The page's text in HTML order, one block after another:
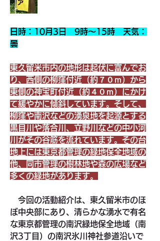
日時：10月3日　9時～15時　天気：
曇
東久留米市内の地形は起伏に富んでお
り、西側の柳窪付近（約７０ｍ）から
東側の神宝町付近（約４０ｍ）にかけ
て緩やかに傾斜しています。そして、
柳窪や南沢などの湧泉地を起源とする
黒目川や落合川、立野川などの中小河
川がその谷筋を流れています。その台
地上には東京都管理の緑地保全地域の
他、同市管理の樹林地や森の広場など
多くの緑地があります。
今回の活動紹介は、東久留米市のほ
ぼ中央部にあり、清らかな湧水で有名
な東京都管理の南沢緑地保全地域（南
沢3丁目）の南沢氷川神社参道沿いで